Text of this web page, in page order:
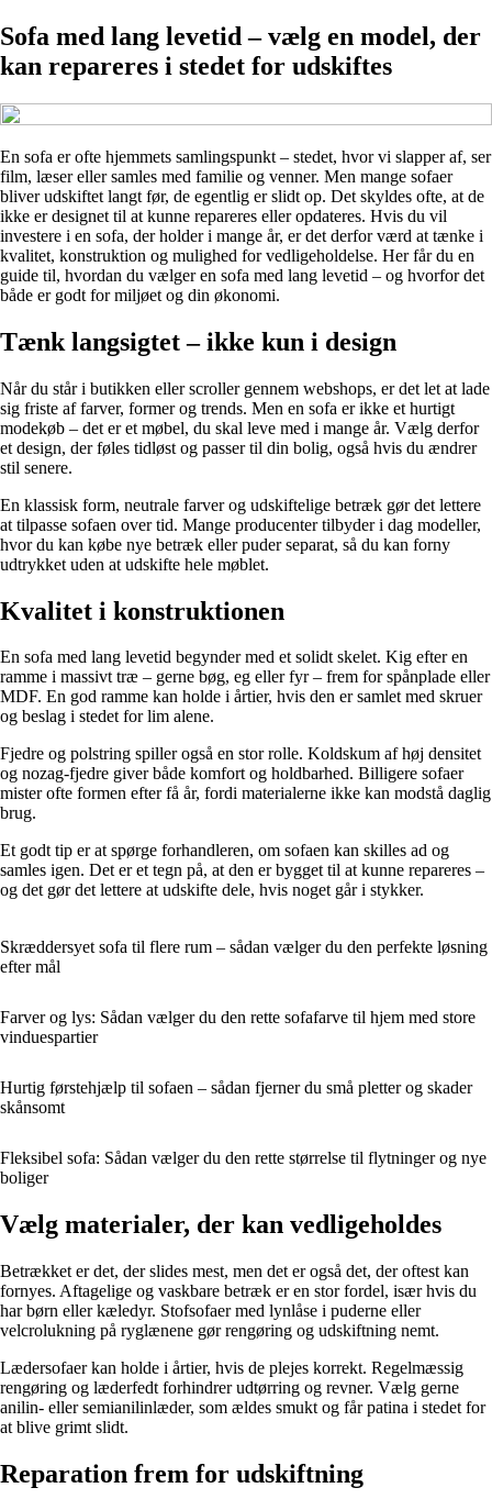
Sofa med lang levetid – vælg en model, der
kan repareres i stedet for udskiftes
En sofa er ofte hjemmets samlingspunkt – stedet, hvor vi slapper af, ser
film, læser eller samles med familie og venner. Men mange sofaer
bliver udskiftet langt før, de egentlig er slidt op. Det skyldes ofte, at de
ikke er designet til at kunne repareres eller opdateres. Hvis du vil
investere i en sofa, der holder i mange år, er det derfor værd at tænke i
kvalitet, konstruktion og mulighed for vedligeholdelse. Her får du en
guide til, hvordan du vælger en sofa med lang levetid – og hvorfor det
både er godt for miljøet og din økonomi.
Tænk langsigtet – ikke kun i design
Når du står i butikken eller scroller gennem webshops, er det let at lade
sig friste af farver, former og trends. Men en sofa er ikke et hurtigt
modekøb – det er et møbel, du skal leve med i mange år. Vælg derfor
et design, der føles tidløst og passer til din bolig, også hvis du ændrer
stil senere.
En klassisk form, neutrale farver og udskiftelige betræk gør det lettere
at tilpasse sofaen over tid. Mange producenter tilbyder i dag modeller,
hvor du kan købe nye betræk eller puder separat, så du kan forny
udtrykket uden at udskifte hele møblet.
Kvalitet i konstruktionen
En sofa med lang levetid begynder med et solidt skelet. Kig efter en
ramme i massivt træ – gerne bøg, eg eller fyr – frem for spånplade eller
MDF. En god ramme kan holde i årtier, hvis den er samlet med skruer
og beslag i stedet for lim alene.
Fjedre og polstring spiller også en stor rolle. Koldskum af høj densitet
og nozag-fjedre giver både komfort og holdbarhed. Billigere sofaer
mister ofte formen efter få år, fordi materialerne ikke kan modstå daglig
brug.
Et godt tip er at spørge forhandleren, om sofaen kan skilles ad og
samles igen. Det er et tegn på, at den er bygget til at kunne repareres –
og det gør det lettere at udskifte dele, hvis noget går i stykker.
Skræddersyet sofa til flere rum – sådan vælger du den perfekte løsning
efter mål
Farver og lys: Sådan vælger du den rette sofafarve til hjem med store
vinduespartier
Hurtig førstehjælp til sofaen – sådan fjerner du små pletter og skader
skånsomt
Fleksibel sofa: Sådan vælger du den rette størrelse til flytninger og nye
boliger
Vælg materialer, der kan vedligeholdes
Betrækket er det, der slides mest, men det er også det, der oftest kan
fornyes. Aftagelige og vaskbare betræk er en stor fordel, især hvis du
har børn eller kæledyr. Stofsofaer med lynlåse i puderne eller
velcrolukning på ryglænene gør rengøring og udskiftning nemt.
Lædersofaer kan holde i årtier, hvis de plejes korrekt. Regelmæssig
rengøring og læderfedt forhindrer udtørring og revner. Vælg gerne
anilin- eller semianilinlæder, som ældes smukt og får patina i stedet for
at blive grimt slidt.
Reparation frem for udskiftning